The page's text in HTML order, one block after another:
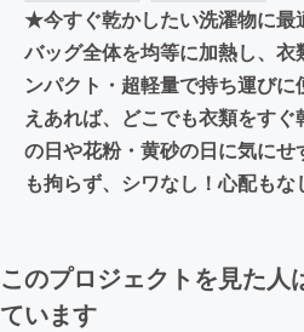
★今すぐ乾かしたい洗濯物に最
バッグ全体を均等に加熱し、
ンパクト・超軽量で持ち運び
えあれば、どこでも衣類をす
の日や花粉・黄砂の日に気に
も拘らず、シワなし！心配もな
このプロジェクトを見た人
ています